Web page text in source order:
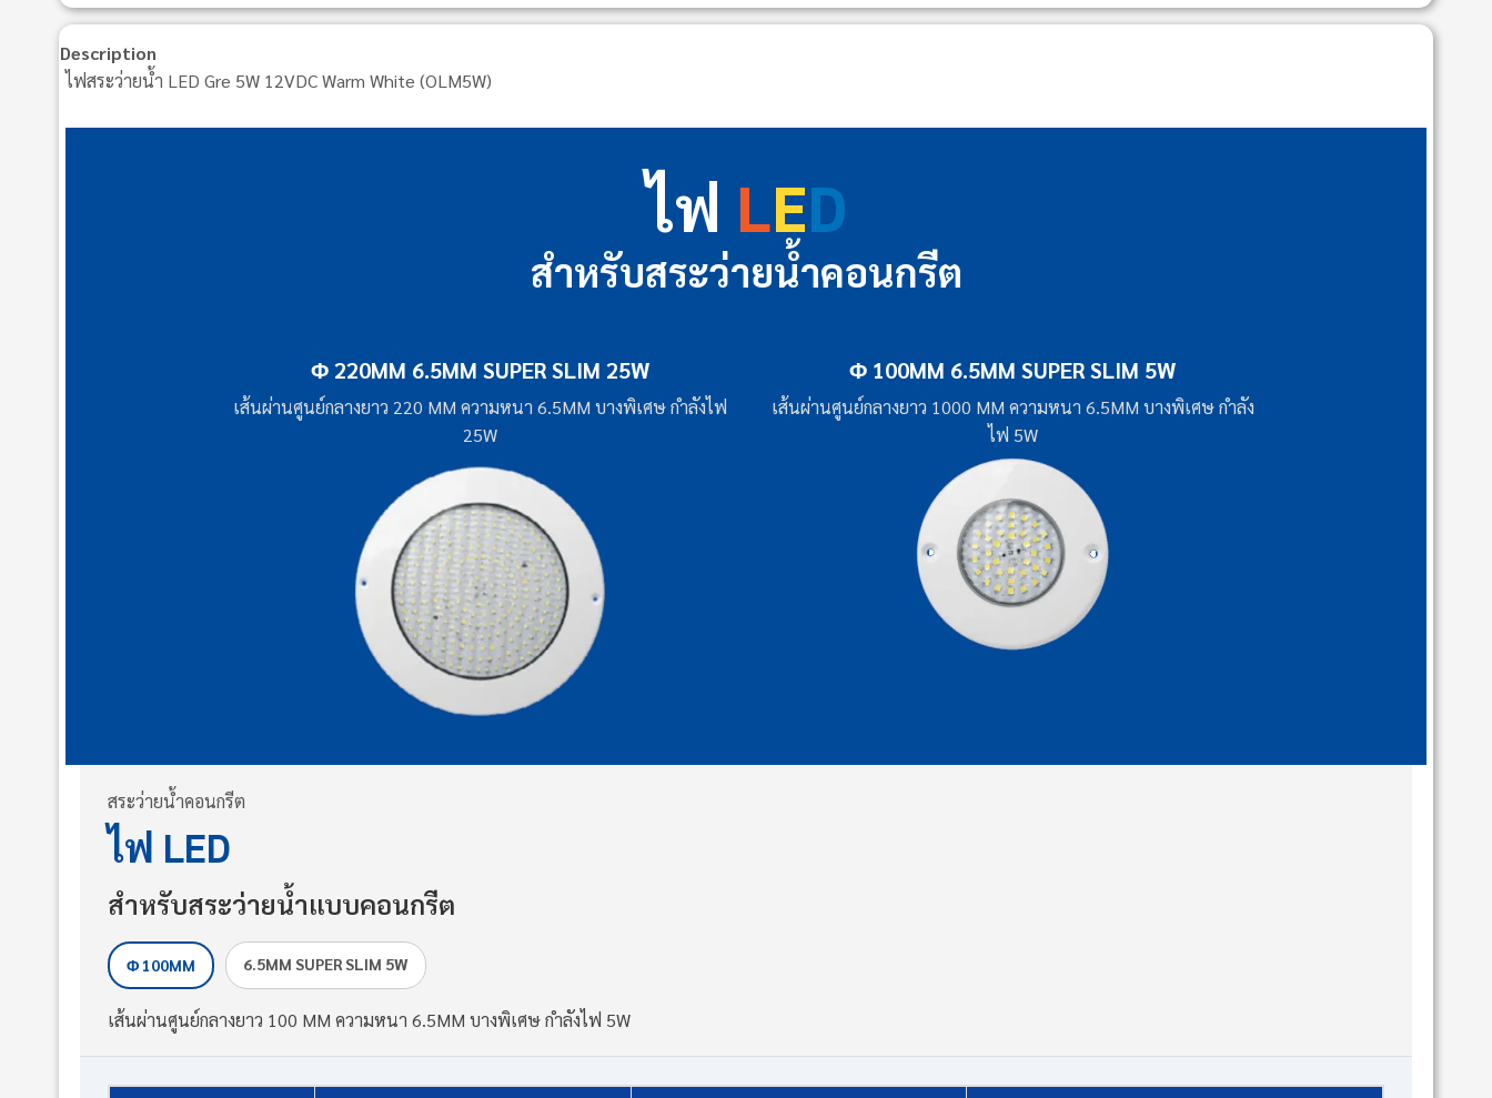
Description
ไฟสระว่ายน้ำ LED Gre 5W 12VDC Warm White (OLM5W)
ไฟ LED
สำหรับสระว่ายน้ำคอนกรีต
Φ 220MM 6.5MM SUPER SLIM 25W
เส้นผ่านศูนย์กลางยาว 220 MM ความหนา 6.5MM บางพิเศษ กำลังไฟ
25W
Φ 100MM 6.5MM SUPER SLIM 5W
เส้นผ่านศูนย์กลางยาว 1000 MM ความหนา 6.5MM บางพิเศษ กำลัง
ไฟ 5W
สระว่ายน้ำคอนกรีต
ไฟ LED
สำหรับสระว่ายน้ำแบบคอนกรีต
Φ 100MM 6.5MM SUPER SLIM 5W
เส้นผ่านศูนย์กลางยาว 100 MM ความหนา 6.5MM บางพิเศษ กำลังไฟ 5W